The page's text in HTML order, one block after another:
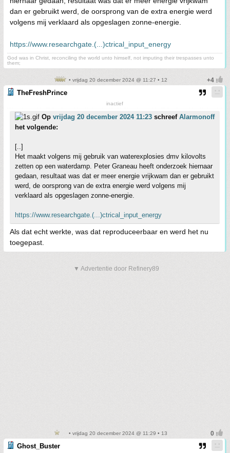
dan er gebruikt werd, de oorsprong van de extra energie werd
volgens mij verklaard als opgeslagen zonne-energie.
https://www.researchgate.(...)ctrical_input_energy
God was in Christ, reconciling the world unto himself, not imputing their trespasses unto
them;
• vrijdag 20 december 2024 @ 11:27 • 12
TheFreshPrince
inactief
Op vrijdag 20 december 2024 11:23 schreef Alarmonoff
het volgende:
[..]
Het maakt volgens mij gebruik van waterexplosies dmv kilovolts
zetten op een waterdamp. Peter Graneau heeft onderzoek hiernaar
gedaan, resultaat was dat er meer energie vrijkwam dan er gebruikt
werd, de oorsprong van de extra energie werd volgens mij
verklaard als opgeslagen zonne-energie.
https://www.researchgate.(...)ctrical_input_energy
Als dat echt werkte, was dat reproduceerbaar en werd het nu
toegepast.
▼ Advertentie door Refinery89
• vrijdag 20 december 2024 @ 11:29 • 13
Ghost_Buster